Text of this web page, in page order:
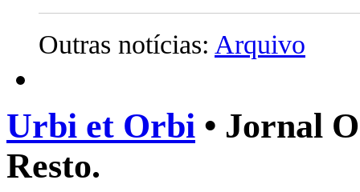
Outras notícias: Arquivo
Urbi et Orbi • Jornal
Resto.